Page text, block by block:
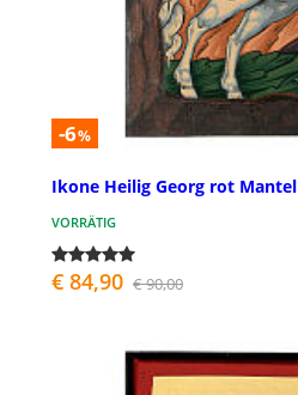
-6%
Ikone Heilig Georg rot Mantel
VORRÄTIG
€ 84,90 € 90,00